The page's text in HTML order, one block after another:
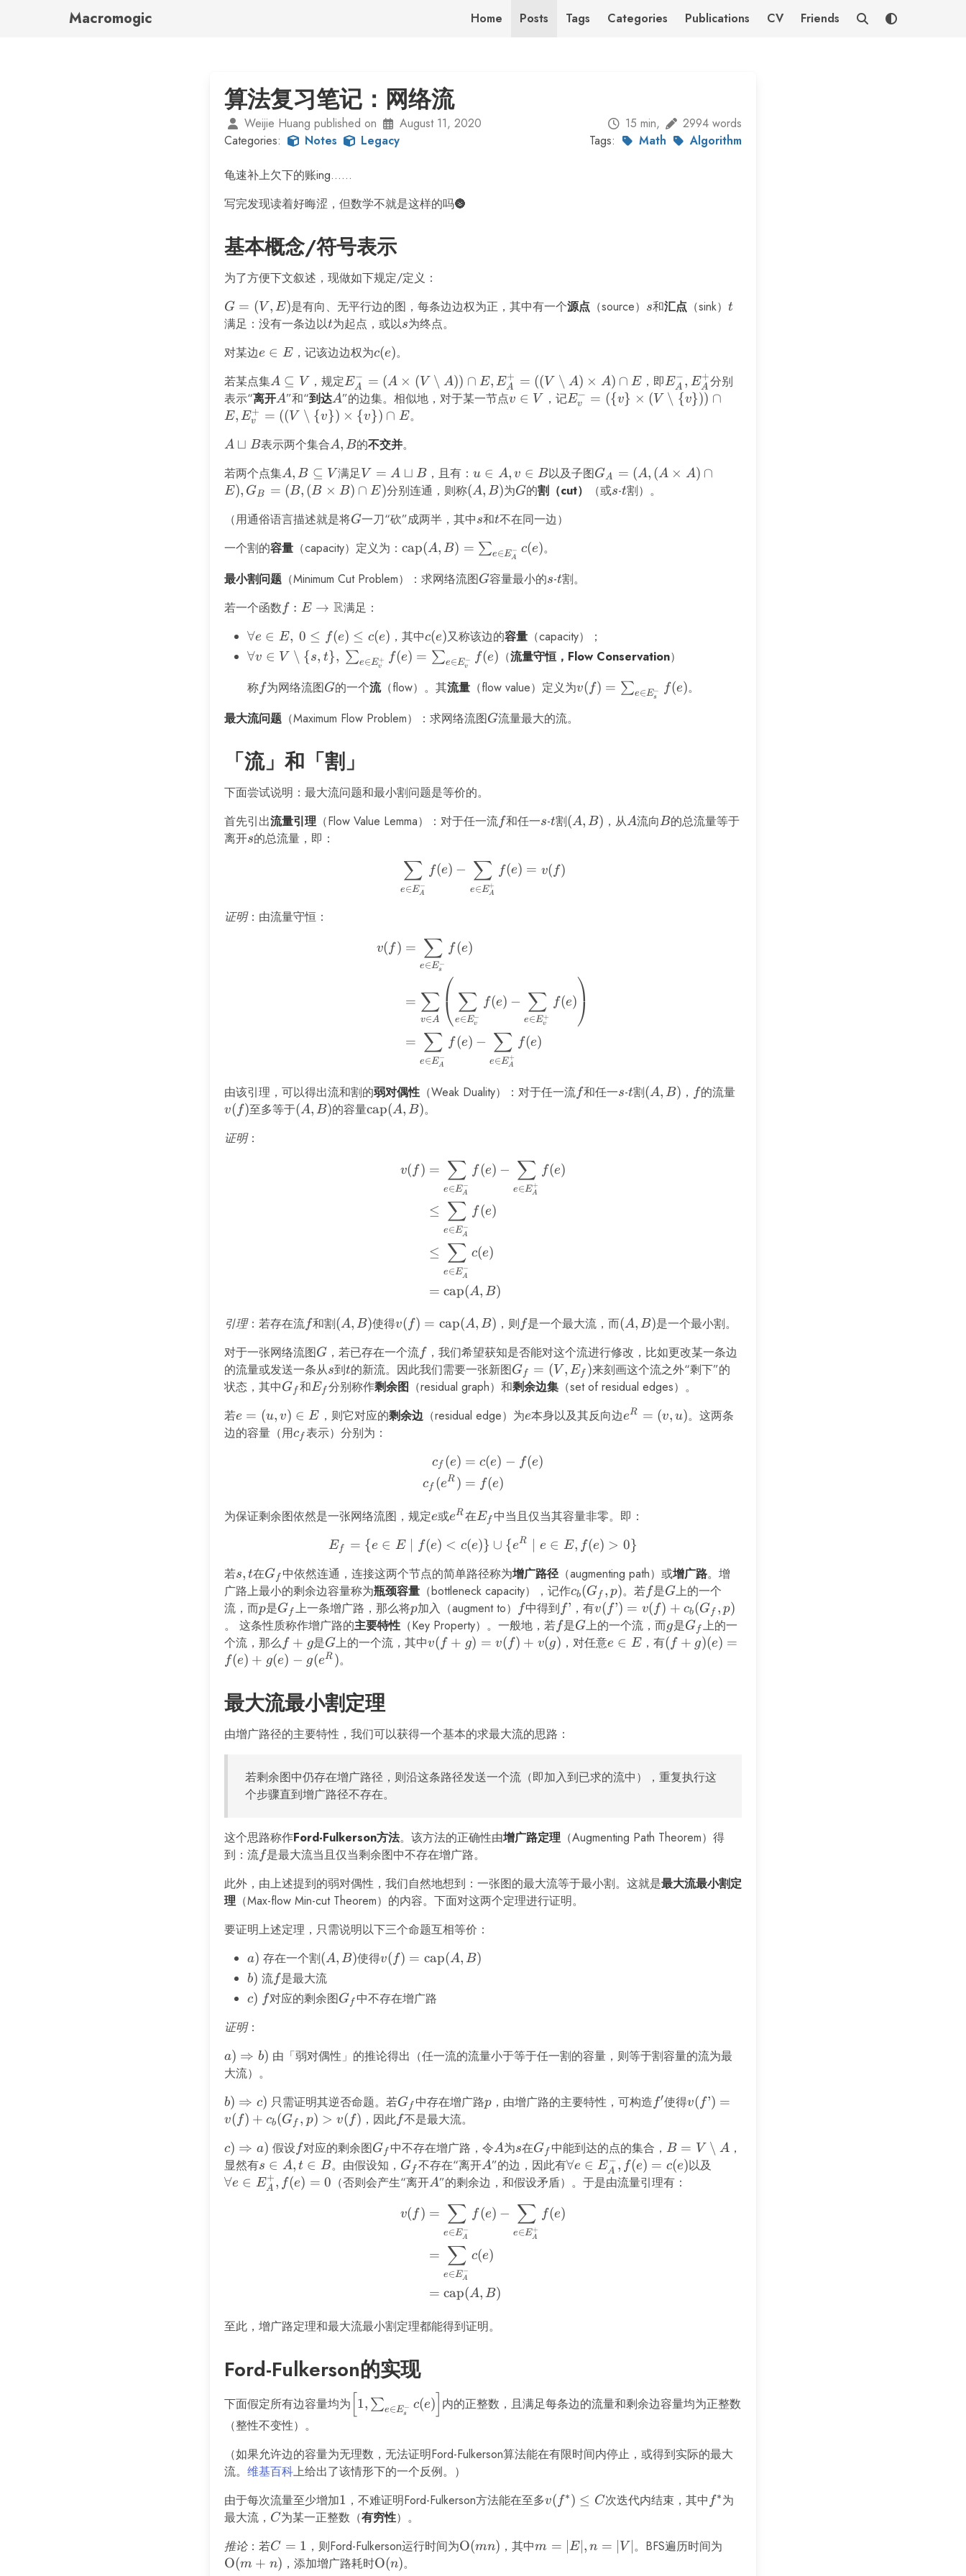
Macromogic Home Posts Tags Categories Publications CV Friends
算法复习笔记：网络流
Weijie Huang published on August 11, 2020 15 min,
2994 words
Categories:
Notes Legacy Tags: Math Algorithm
龟速补上欠下的账ing……
写完发现读着好晦涩，但数学不就是这样的吗🌚
基本概念/符号表示
为了方便下文叙述，现做如下规定/定义：
G
=
E)
G = (V , E)是有向、无平行边的图，每条边边权为正，其中有一个源点 （source） s
s和汇点 （sink）t
t
满足：没有一条边以t
t为起点，或以s
s为终点。
对某边e
E
e ∈ E，记该边边权为c(e)
c(e)。
若某点集A
\subseteq
V
A ⊆ V ，规定E_A^- =
(A \times
(V
A)) \cap
E,
E_A^+ =
((V
\setminus
A) \times
A) \cap
EA
− = (A × (V ∖ A)) ∩ E, EA
+ = ((V ∖ A) × A) ∩ E ，即E_A^-,
E_A^+
EA
−, EA
+分别
表示“离开A
A”和“到达A
A”的边集。相似地，对于某一节点v
v ∈ V ，记E_v^- =
\{v\}))
\cap E,
E_v^+ =
{v\})
Ev
− = ({v} × (V ∖ {v})) ∩
E, Ev
+ = ((V ∖ {v}) × {v}) ∩ E。
A
B
A ⊔ B表示两个集合A,
A, B的不交并。
若两个点集A, B
\subseteq
A, B ⊆ V 满足V = A
\sqcup
V = A ⊔ B，且有： u
\in
v
\in
B
u ∈ A, v ∈ B以及子图G_A=
(A, (A
B)
\cap
GA = (A, (A × A) ∩
E), GB = (B, (B × B) ∩ E)分别连通，则称(A,
(A, B)为G
G的割（cut） （或s
s-t
t割）。
（用通俗语言描述就是将G
G一刀“砍”成两半，其中s
s和t
t不在同一边）
一个割的容量 （capacity）定义为： \mathop{\mathrm{cap}}
(A, B) = \sum_{e \in
E_A^-}c(e)
cap(A, B) = ∑e∈EA
− c(e)。
最小割问题 （Minimum Cut Problem）：求网络流图G
G容量最小的s
s-t
t割。
若一个函数f: E
\mathbb{R}
f : E → R满足：
\forall
e \in
\leq
\leq
∀e ∈ E, 0 ≤ f(e) ≤ c(e) ，其中c(e)
c(e)又称该边的容量（capacity）；
\forall v
\setminus
\sum_{e
E_v^+}
f(e) =
\sum_{e
E_v^-}
f(e)
∀v ∈ V ∖ {s, t}, ∑e∈Ev
+ f(e) = ∑e∈Ev
− f(e) （流量守恒，Flow Conservation）
称ff为网络流图G
G的一个流（flow）。其流量 （flow value）定义为v(f) =
v( f) = ∑e∈Es
− f(e)。
最大流问题 （Maximum Flow Problem）：求网络流图G
G流量最大的流。
「流」和「割」
下面尝试说明：最大流问题和最小割问题是等价的。
首先引出流量引理（Flow Value Lemma）：对于任一流ff和任一s
s-t
t割(A,
(A, B) ，从A
A流向B
B的总流量等于
离开s
s的总流量，即：
\sum_{e \in E_A^-} f(e) - \sum_{e \in E_A^+} f(e) = v(f)
e∈EA
−
∑ f(e) −
e∈EA
+
∑ f(e) = v( f)
证明：由流量守恒：
v( f) =
e∈Es
−
∑ f(e)
=
v∈A
∑⎝
⎛
e∈Ev
−
∑ f(e) −
e∈Ev
+
∑ f(e)⎠
⎞
=
e∈EA
−
∑ f(e) −
e∈EA
+
∑ f(e)
由该引理，可以得出流和割的弱对偶性 （Weak Duality）：对于任一流ff和任一s
s-t
t割(A,
(A, B) ， ff的流量
v( f)至多等于(A,
(A, B)的容量\mathop{\mathrm{cap}}
cap(A, B)。
证明：
\begin{align*} v(f) &= \sum_{e \in E_A^-} f(e) - \sum_{e \in E_A^+} f(e)
v( f) =
e∈EA
−
∑ f(e) −
e∈EA
+
∑ f(e)
≤
e∈EA
−
∑ f(e)
≤
e∈EA
−
∑ c(e)
= cap(A, B)
引理：若存在流ff和割(A,
(A, B)使得v(f) =
(A, B)
v( f) = cap(A, B) ，则ff是一个最大流，而(A,
(A, B)是一个最小割。
对于一张网络流图G
G ，若已存在一个流ff ，我们希望获知是否能对这个流进行修改，比如更改某一条边
的流量或发送一条从s
s到t
t的新流。因此我们需要一张新图G_f
=
E_f)
G f = (V , Ef )来刻画这个流之外“剩下”的
状态，其中G_f
G f 和E_f
Ef 分别称作剩余图 （residual graph）和剩余边集 （set of residual edges）。
若e
=
e = (u, v) ∈ E ，则它对应的剩余边（residual edge）为e
e本身以及其反向边e^R
eR = (v, u)。这两条
边的容量（用c_f
cf 表示）分别为：
\begin{align*} c_f(e) &= c(e) - f(e) \\ c_f(e^R) &= f(e) \end{align*}
cf (e)
cf (e R )
= c(e) − f(e)
= f(e)
为保证剩余图依然是一张网络流图，规定e
e或e^R
eR在E_f
Ef 中当且仅当其容量非零。即：
E_f = \{e \in E \mid f(e) < c(e)\} \cup \{e^R \mid e \in E, f(e) > 0 \}
Ef = {e ∈ E f(e) < c(e)} ∪ {eR e ∈ E, f(e) > 0}
若s,
t
s, t在G_f
G f 中依然连通，连接这两个节点的简单路径称为增广路径（augmenting path）或增广路。增
广路上最小的剩余边容量称为瓶颈容量 （bottleneck capacity），记作c_b(G_f,
p)
cb(G f , p)。若ff是G
G上的一个
流，而p
p是G_f
G f 上一条增广路，那么将p
p加入（augment to） ff中得到f’
f’ ，有v(f’) =
v(f)+c_b(G_f,
p)
v( f’) = v( f) + cb(G f , p)
。 这条性质称作增广路的主要特性 （Key Property）。一般地，若ff是G
G上的一个流，而g
g是G_f
G f 上的一
个流，那么f+g
f + g是G
G上的一个流，其中v(f+g)
v( f + g) = v( f) + v(g) ，对任意e
e ∈ E，有(f+g)
( f + g)(e) =
f(e) + g(e) − g(eR )。
最大流最小割定理
由增广路径的主要特性，我们可以获得一个基本的求最大流的思路：
若剩余图中仍存在增广路径，则沿这条路径发送一个流（即加入到已求的流中），重复执行这
个步骤直到增广路径不存在。
这个思路称作Ford-Fulkerson方法。该方法的正确性由增广路定理（Augmenting Path Theorem）得
到：流ff是最大流当且仅当剩余图中不存在增广路。
此外，由上述提到的弱对偶性，我们自然地想到：一张图的最大流等于最小割。这就是最大流最小割定
理（Max-flow Min-cut Theorem）的内容。下面对这两个定理进行证明。
要证明上述定理，只需说明以下三个命题互相等价：
a)
a) 存在一个割(A,
B)
(A, B)使得v(f) =
(A, B)
v( f) = cap(A, B)
b)
b) 流ff是最大流
c)
c) ff对应的剩余图G_f
G f 中不存在增广路
证明：
a)
\Rightarrow
a) ⇒ b) 由「弱对偶性」的推论得出（任一流的流量小于等于任一割的容量，则等于割容量的流为最
大流）。
b)
\Rightarrow
b) ⇒ c) 只需证明其逆否命题。若G_f
G f 中存在增广路p
p，由增广路的主要特性，可构造f'
f′使得v(f’) =
p) >
v(f)
v( f’) =
v( f) + cb(G f , p) > v( f) ，因此ff不是最大流。
c)
\Rightarrow
a)
c) ⇒ a) 假设ff对应的剩余图G_f
G f 中不存在增广路，令A
A为s
s在G_f
G f 中能到达的点的集合， B = V
\setminus
A
B = V ∖ A ，
显然有s
\in
s ∈ A, t ∈ B。由假设知， G_f
G f 不存在“离开A
A”的边，因此有\forall
e \in
∀e ∈ EA
−, f(e) = c(e)以及
∀e ∈ EA
+, f(e) = 0 （否则会产生“离开A
A”的剩余边，和假设矛盾）。于是由流量引理有：
\begin{align*} v(f) &= \sum_{e \in E_A^-} f(e) - \sum_{e \in E_A^+} f(e)
v( f) =
e∈EA
−
∑ f(e) −
e∈EA
+
∑ f(e)
=
e∈EA
−
∑ c(e)
= cap(A, B)
至此，增广路定理和最大流最小割定理都能得到证明。
Ford-Fulkerson的实现
下面假定所有边容量均为 \left[1,
\sum_{e
E_s^-}
c(e)\right]
1, ∑e∈Es
− c(e) 内的正整数，且满足每条边的流量和剩余边容量均为正整数
（整性不变性）。
（如果允许边的容量为无理数，无法证明Ford-Fulkerson算法能在有限时间内停止，或得到实际的最大
流。 维基百科上给出了该情形下的一个反例。）
由于每次流量至少增加1
1 ，不难证明Ford-Fulkerson方法能在至多v(f^*)
v( f∗) ≤ C次迭代内结束，其中 f^*
f∗为
最大流， C
C为某一正整数（有穷性）。
推论：若C
=
C = 1 ，则Ford-Fulkerson运行时间为\mathrm{O}
O(mn) ，其中m
m = E∣ , n = V 。BFS遍历时间为
O(m + n) ，添加增广路耗时\mathrm{O}
O(n)。